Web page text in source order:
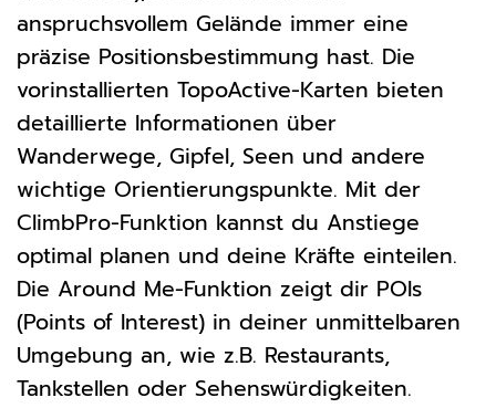
anspruchsvollem Gelände immer eine
präzise Positionsbestimmung hast. Die
vorinstallierten TopoActive-Karten bieten
detaillierte Informationen über
Wanderwege, Gipfel, Seen und andere
wichtige Orientierungspunkte. Mit der
ClimbPro-Funktion kannst du Anstiege
optimal planen und deine Kräfte einteilen.
Die Around Me-Funktion zeigt dir POIs
(Points of Interest) in deiner unmittelbaren
Umgebung an, wie z.B. Restaurants,
Tankstellen oder Sehenswürdigkeiten.